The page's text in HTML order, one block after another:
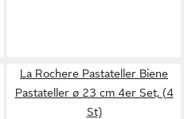
La Rochere Pastateller Biene
Pastateller ø 23 cm 4er Set, (4
St)